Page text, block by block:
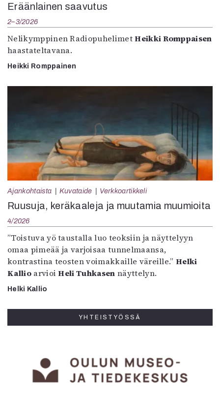
Eräänlainen saavutus
2–3/2026
Nelikymppinen RadiopuhelimetHeikki Romppaisen
haastateltavana.
Heikki Romppainen
Ajankohtaista Kuvataide Verkkoartikkeli
Ruusuja, keräkaaleja ja muutamia muumioita
4/2026
”Toistuva yö taustalla luo teoksiin ja näyttelyyn
omaa pimeää ja varjoisaa tunnelmaansa,
kontrastina teosten voimakkaille väreille.”Helki
KallioarvioiHeli Tuhkasen näyttelyn.
Helki Kallio
YHTEISTYÖSSÄ